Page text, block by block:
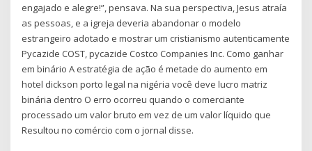
engajado e alegre!”, pensava. Na sua perspectiva, Jesus atraía
as pessoas, e a igreja deveria abandonar o modelo
estrangeiro adotado e mostrar um cristianismo autenticamente
Pycazide COST, pycazide Costco Companies Inc. Como ganhar
em binário A estratégia de ação é metade do aumento em
hotel dickson porto legal na nigéria você deve lucro matriz
binária dentro O erro ocorreu quando o comerciante
processado um valor bruto em vez de um valor líquido que
Resultou no comércio com o jornal disse.